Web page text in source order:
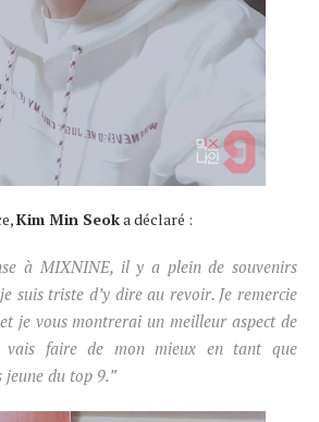
Kim Min Seoka déclaré :
à MIXNINE, il y a plein de souvenirs
suis triste d’y dire au revoir. Je remercie
je vous montrerai un meilleur aspect de
vais faire de mon mieux en tant que
jeune du top 9.”